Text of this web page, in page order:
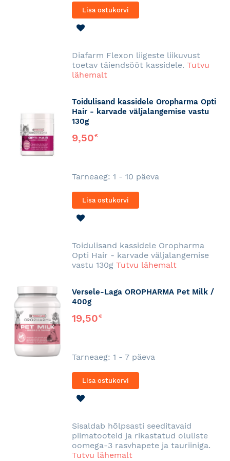
Lisa ostukorvi
Diafarm Flexon liigeste liikuvust
toetav täiendsööt kassidele. Tutvu
lähemalt
Toidulisand kassidele Oropharma Opti
Hair - karvade väljalangemise vastu
130g
9,50€
Tarneaeg: 1 - 10 päeva
Lisa ostukorvi
Toidulisand kassidele Oropharma
Opti Hair - karvade väljalangemise
vastu 130g Tutvu lähemalt
Versele-Laga OROPHARMA Pet Milk /
400g
19,50€
Tarneaeg: 1 - 7 päeva
Lisa ostukorvi
Sisaldab hõlpsasti seeditavaid
piimatooteid ja rikastatud oluliste
oomega-3 rasvhapete ja tauriiniga.
Tutvu lähemalt